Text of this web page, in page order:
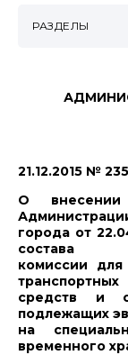
21.12.2015 №
О внесении
города от
состава
комиссии
транспортных
средств и
подлежащих
на
временного
РАЗДЕЛЫ